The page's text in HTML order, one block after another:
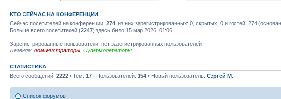
КТО СЕЙЧАС НА КОНФЕРЕНЦИИ
Сейчас посетителей на конференции: 274 , из них зарегистрированных: 0, скрытых: 0 и гостей: 274
Больше всего посетителей (2247) здесь было 15 мар 2026, 01:06
Зарегистрированные пользователи: нет зарегистрированных пользователей
Легенда: Администраторы Супермодераторы
СТАТИСТИКА
Всего сообщений: 2222 • Тем: 17 • Пользователей: 154 • Новый пользователь: Сергей М.
Список форумов